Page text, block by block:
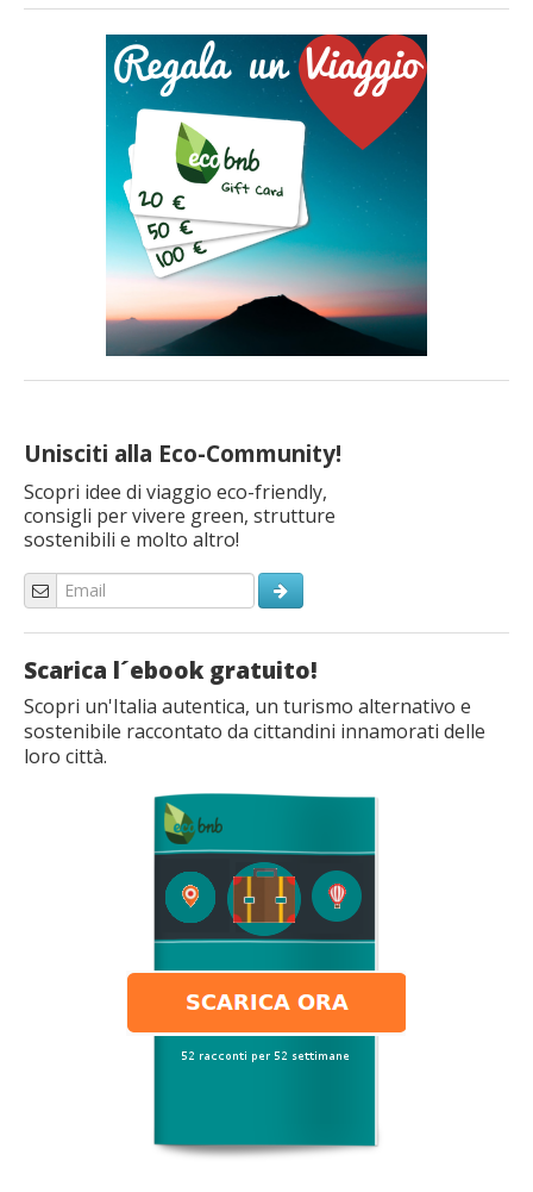
Unisciti alla Eco-Community!
Scopri idee di viaggio eco-friendly,
consigli per vivere green, strutture
sostenibili e molto altro!
Scarica l´ebook gratuito!
Scopri un'Italia autentica, un turismo alternativo e
sostenibile raccontato da cittandini innamorati delle
loro città.
comunicare l’importanza della riduzione dei rifiuti e degli
sprechi ai tuoi ospiti. In viaggio siamo più predisposti a
cambiare abitudini. Il soggiorno in un ecobnb può essere […]